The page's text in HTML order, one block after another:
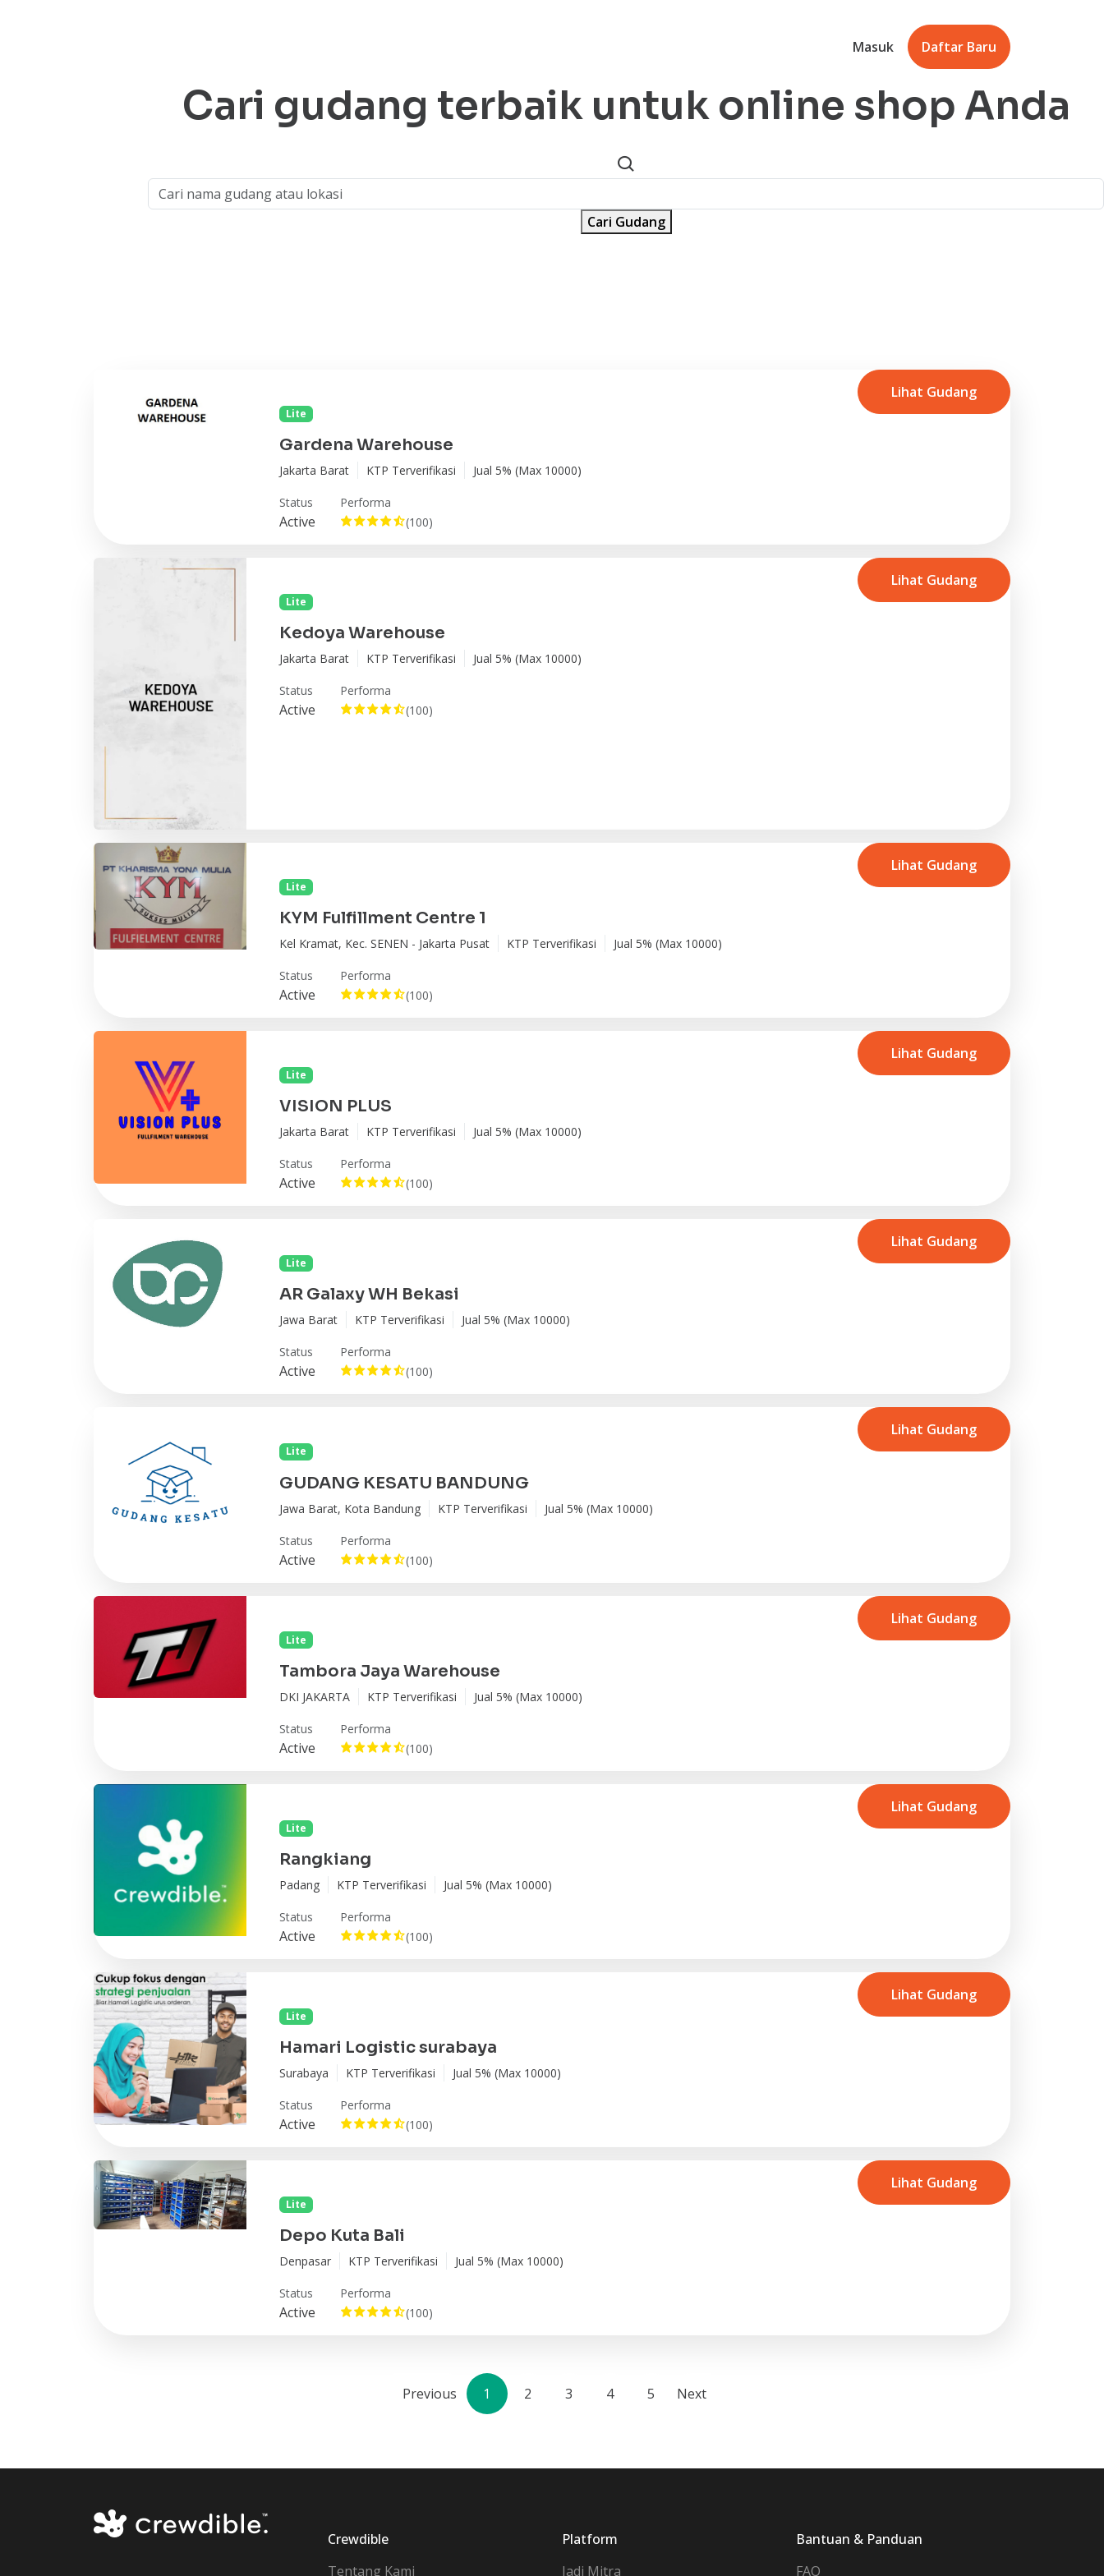
Masuk Daftar Baru
Cari gudang terbaik untuk online shop Anda
Cari Gudang
Lite
Gardena Warehouse
Jakarta Barat KTP Terverifikasi Jual 5% (Max 10000)
Status
Active
Performa
(100)
Lihat Gudang
Lite
Kedoya Warehouse
Jakarta Barat KTP Terverifikasi Jual 5% (Max 10000)
Status
Active
Performa
(100)
Lihat Gudang
Lite
KYM Fulfillment Centre 1
Kel Kramat, Kec. SENEN - Jakarta Pusat KTP Terverifikasi Jual 5% (Max 10000)
Status
Active
Performa
(100)
Lihat Gudang
Lite
VISION PLUS
Jakarta Barat KTP Terverifikasi Jual 5% (Max 10000)
Status
Active
Performa
(100)
Lihat Gudang
Lite
AR Galaxy WH Bekasi
Jawa Barat KTP Terverifikasi Jual 5% (Max 10000)
Status
Active
Performa
(100)
Lihat Gudang
Lite
GUDANG KESATU BANDUNG
Jawa Barat, Kota Bandung KTP Terverifikasi Jual 5% (Max 10000)
Status
Active
Performa
(100)
Lihat Gudang
Lite
Tambora Jaya Warehouse
DKI JAKARTA KTP Terverifikasi Jual 5% (Max 10000)
Status
Active
Performa
(100)
Lihat Gudang
Lite
Rangkiang
Padang KTP Terverifikasi Jual 5% (Max 10000)
Status
Active
Performa
(100)
Lihat Gudang
Lite
Hamari Logistic surabaya
Surabaya KTP Terverifikasi Jual 5% (Max 10000)
Status
Active
Performa
(100)
Lihat Gudang
Lite
Depo Kuta Bali
Denpasar KTP Terverifikasi Jual 5% (Max 10000)
Status
Active
Performa
(100)
Lihat Gudang
Previous 1 2 3 4 5 Next
Crewdible
Tentang Kami
Platform
Jadi Mitra
Bantuan & Panduan
FAQ